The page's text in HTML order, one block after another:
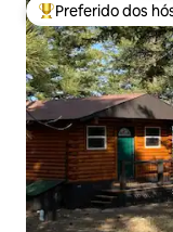
Entre os melhores
Preferido dos